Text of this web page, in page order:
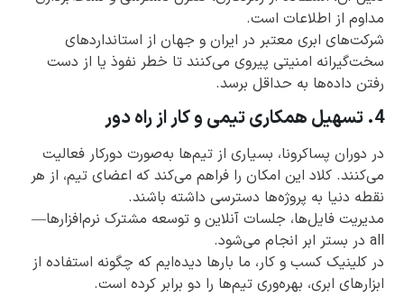
مداوم از اطلاعات است.
شرکت‌های ابری معتبر در ایران و جهان از استانداردهای
سخت‌گیرانه امنیتی پیروی می‌کنند تا خطر نفوذ یا از دست
رفتن داده‌ها به حداقل برسد.
4. تسهیل همکاری تیمی و کار از راه دور
در دوران پساکرونا، بسیاری از تیم‌ها به‌صورت دورکار فعالیت
می‌کنند. کلاد این امکان را فراهم می‌کند که اعضای تیم، از هر
نقطه دنیا به پروژه‌ها دسترسی داشته باشند.
مدیریت فایل‌ها، جلسات آنلاین و توسعه مشترک نرم‌افزارها—
all در بستر ابر انجام می‌شود.
در کلینیک کسب و کار، ما بارها دیده‌ایم که چگونه استفاده از
ابزارهای ابری، بهره‌وری تیم‌ها را دو برابر کرده است.